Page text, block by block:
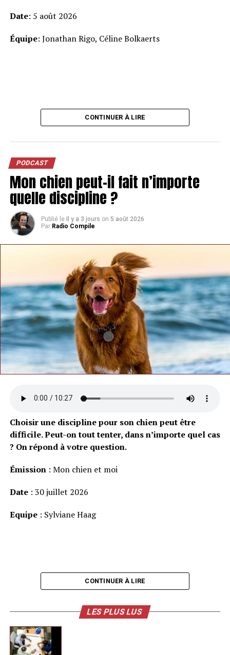
Date: 5 août 2026
Équipe: Jonathan Rigo, Céline Bolkaerts
CONTINUER À LIRE
PODCAST
Mon chien peut-il fait n’importe
quelle discipline ?
Publié le Il y a 3 jours on 5 août 2026
Par Radio Compile
Choisir une discipline pour son chien peut être
difficile. Peut-on tout tenter, dans n’importe quel cas
? On répond à votre question.
Émission: Mon chien et moi
Date: 30 juillet 2026
Equipe: Sylviane Haag
CONTINUER À LIRE
LES PLUS LUS